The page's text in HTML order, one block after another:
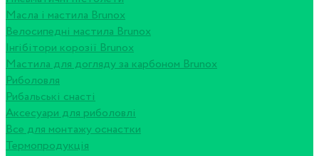
Масла і мастила Brunox
Велосипедні мастила Brunox
Інгібітори корозії Brunox
Мастила для догляду за карбоном Brunox
Риболовля
Рибальські снасті
Аксесуари для риболовлі
Все для монтажу оснастки
Термопродукція